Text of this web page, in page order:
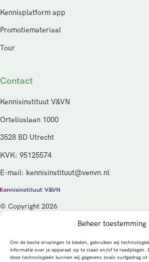
Beheer toestemming
Om de beste ervaringen te bieden, gebruiken wij
informatie over je apparaat op te slaan en/of te raadplegen.
deze technologieën kunnen wij gegevens zoals surfgedrag
Kennisplatform app
Promotiemateriaal
Tour
Contact
Kennisinstituut V&VN
Orteliuslaan 1000
3528 BD Utrecht
KVK: 95125574
E-mail: kennisinstituut@venvn.nl
© Copyright 2026
De activiteiten van het Kennisinstituut V&VN
vanuit de kwaliteitsgelden van het ministerie
Welzijn en Sport (VWS), beheerd door ZonMw.